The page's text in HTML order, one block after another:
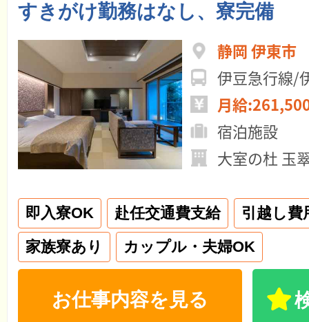
すきがけ勤務はなし、寮完備
静岡 伊東市
伊豆急行線/
月給
宿泊施設
大室の杜 玉
即入寮OK 赴任交通費支給
引越し費
家族寮あり
カップル・夫婦OK
お仕事内容を見る